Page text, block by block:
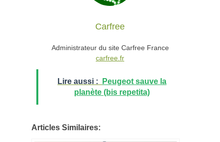
Carfree
Administrateur du site Carfree France
carfree.fr
Lire aussi :
Peugeot sauve la
planète (bis repetita)
Articles Similaires: